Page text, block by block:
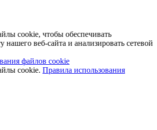
cookie, чтобы обеспечивать
нашего веб-сайта и анализировать сетевой
файлов cookie
cookie. Правила использования